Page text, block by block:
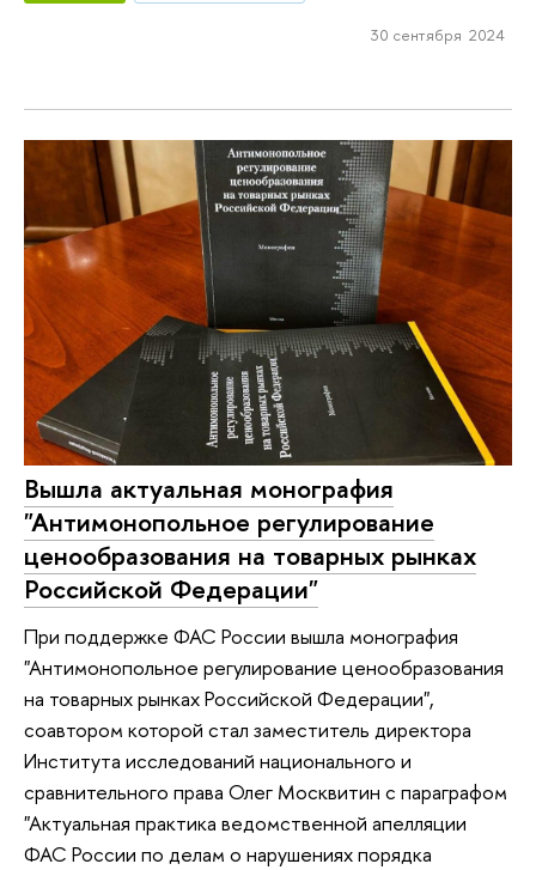
30 сентября 2024
Вышла актуальная монография
"Антимонопольное регулирование
ценообразования на товарных рынках
Российской Федерации"
При поддержке ФАС России вышла монография
"Антимонопольное регулирование ценообразования
на товарных рынках Российской Федерации",
соавтором которой стал заместитель директора
Института исследований национального и
сравнительного права Олег Москвитин с параграфом
"Актуальная практика ведомственной апелляции
ФАС России по делам о нарушениях порядка